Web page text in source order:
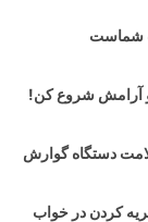
آرامش شروع کن!
کردن در خواب